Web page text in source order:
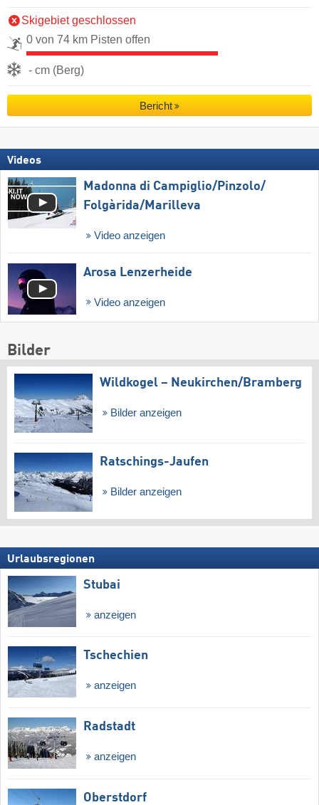
Skigebiet geschlossen
0 von 74 km Pisten offen
- cm (Berg)
Bericht
Videos
Madonna di Campiglio/​Pinzolo/​
Folgàrida/​Marilleva
Video anzeigen
Arosa Lenzerheide
Video anzeigen
Bilder
Wildkogel – Neukirchen/​Bramberg
Bilder anzeigen
Ratschings-Jaufen
Bilder anzeigen
Urlaubsregionen
Stubai
anzeigen
Tschechien
anzeigen
Radstadt
anzeigen
Oberstdorf